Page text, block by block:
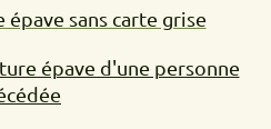
sans carte grise
épave d'une personne